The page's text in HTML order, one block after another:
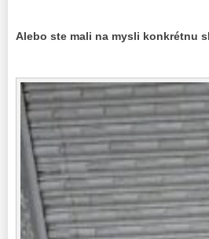
Alebo ste mali na mysli konkrétnu